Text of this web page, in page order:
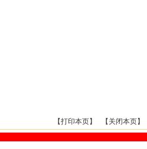
【打印本页】 【 关闭本页】